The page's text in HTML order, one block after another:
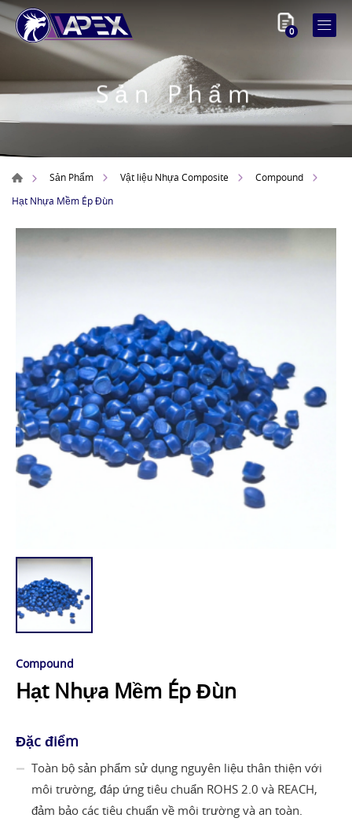
0
Sản Phẩm
Sản Phẩm Vật liệu Nhựa Composite
Compound
Hạt Nhựa Mềm Ép Đùn
Compound
Hạt Nhựa Mềm Ép Đùn
Đặc điểm
Toàn bộ sản phẩm sử dụng nguyên liệu thân thiện với
môi trường, đáp ứng tiêu chuẩn ROHS 2.0 và REACH,
đảm bảo các tiêu chuẩn về môi trường và an toàn.